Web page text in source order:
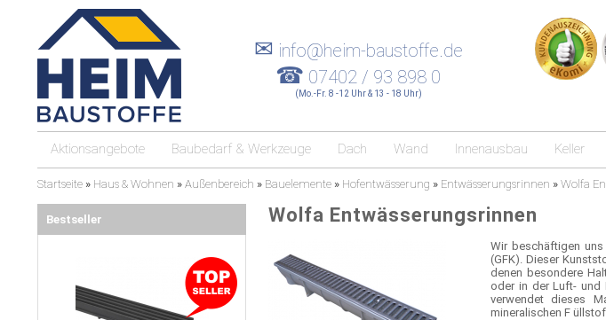
✉ info@heim-baustoffe.de
☎ 07402 / 93 898 0
(Mo.-Fr. 8 -12 Uhr & 13 - 18 Uhr)
Aktionsangebote Baubedarf & Werkzeuge Dach Wand Innenausbau Keller
Startseite » Haus & Wohnen » Außenbereich » Bauelemente » Hofentwässerung » Entwässerungsrinnen » Wolfa
Wolfa Entwässerungsrinnen
Wir beschäftigen
(GFK). Dieser
denen besondere
oder in der Luft- und
verwendet dieses
mineralischen F
Bestseller